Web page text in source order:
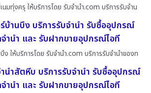
นมทุ่งครุ ให้บริการโดย รับจํานํา.com บริการรับจำน
บ้านบึง บริการรับจำนำ รับซื้ออุปกรณ์
ำนำ และ รับฝากขายอุปกรณ์ไอที
ให้บริการโดย รับจํานํา.com บริการรับจำนำของท
นำสัตหีบ บริการรับจำนำ รับซื้ออุปกรณ์
ำนำ และ รับฝากขายอุปกรณ์ไอที